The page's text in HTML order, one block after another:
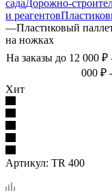
садаДорожно-
и реагентов
—Пластиковый
на ножках
На заказы до 12 000 ₽
000 ₽
Хит
Артикул: TR 400